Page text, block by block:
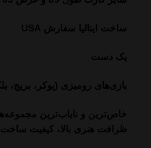
ساخت ایتالیا سفارش USA
یک دست
بازی‌های رومیزی (پوکر، بریج،
خاص‌ترین و نایاب‌ترین
ظرافت هنری بالا، کیفیت ساخت